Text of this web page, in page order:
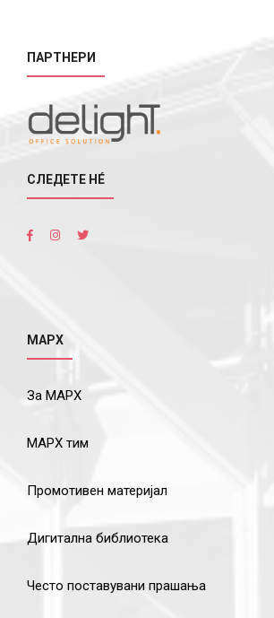
ПАРТНЕРИ
СЛЕДЕТЕ НÉ
МАРХ
За МАРХ
МАРХ тим
Промотивен материјал
Дигитална библиотека
Често поставувани прашања